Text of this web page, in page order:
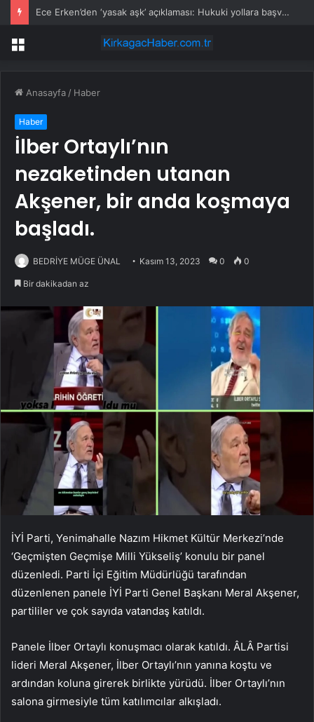
Ece Erken’den ‘yasak aşk’ açıklaması: Hukuki yollara başvuruyor
Menü
Anasayfa / Haber
Haber
İlber Ortaylı’nın
nezaketinden utanan
Akşener, bir anda koşmaya
başladı.
BEDRİYE MÜGE ÜNAL Kasım 13, 2023 0 0
Bir dakikadan az
İYİ Parti, Yenimahalle Nazım Hikmet Kültür Merkezi’nde
‘Geçmişten Geçmişe Milli Yükseliş’ konulu bir panel
düzenledi. Parti İçi Eğitim Müdürlüğü tarafından
düzenlenen panele İYİ Parti Genel Başkanı Meral Akşener,
partililer ve çok sayıda vatandaş katıldı.
Panele İlber Ortaylı konuşmacı olarak katıldı. ÂLÂ Partisi
lideri Meral Akşener, İlber Ortaylı’nın yanına koştu ve
ardından koluna girerek birlikte yürüdü. İlber Ortaylı’nın
salona girmesiyle tüm katılımcılar alkışladı.